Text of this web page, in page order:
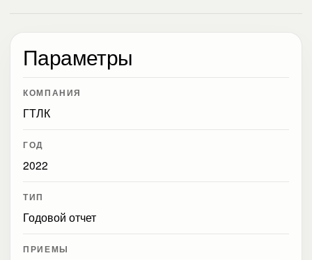
Параметры
КОМПАНИЯ
ГТЛК
ГОД
2022
ТИП
Годовой отчет
ПРИЕМЫ